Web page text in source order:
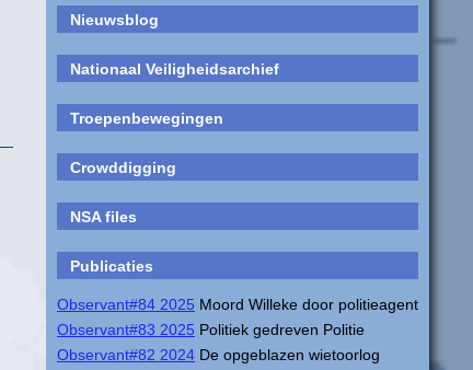
Nieuwsblog
Nationaal Veiligheidsarchief
Troepenbewegingen
Crowddigging
NSA files
Publicaties
Observant#84 2025 Moord Willeke door politieagent
Observant#83 2025 Politiek gedreven Politie
Observant#82 2024 De opgeblazen wietoorlog